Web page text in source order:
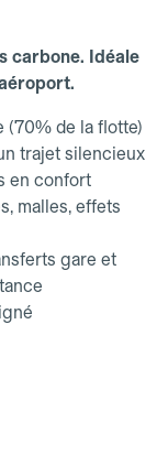
carbone. Idéale
(70% de la flotte)
trajet silencieux
en confort
malles, effets
gare et